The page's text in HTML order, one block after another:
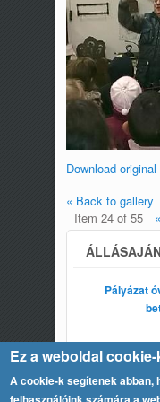
Download
« Back to gallery
Item 24 of 55
Pályázat
Ez a weboldal
A cookie-k segítenek